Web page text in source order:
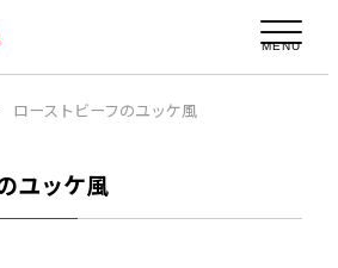
MENU
ローストビーフのユッケ風
ユッケ風